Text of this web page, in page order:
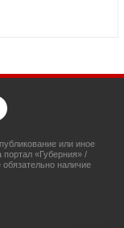
или иное
«Губерния» /
наличие